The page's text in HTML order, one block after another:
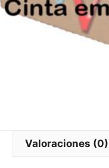
Valoraciones (0)